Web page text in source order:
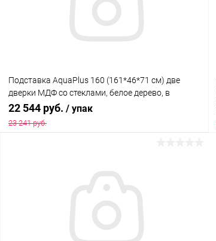
Подставка AquaPlus 160 (161*46*71 см) две
дверки МДФ со стеклами, белое дерево, в
коробке, подходит для модели аквариума LUX
22 544 руб. / упак
23 241 руб.